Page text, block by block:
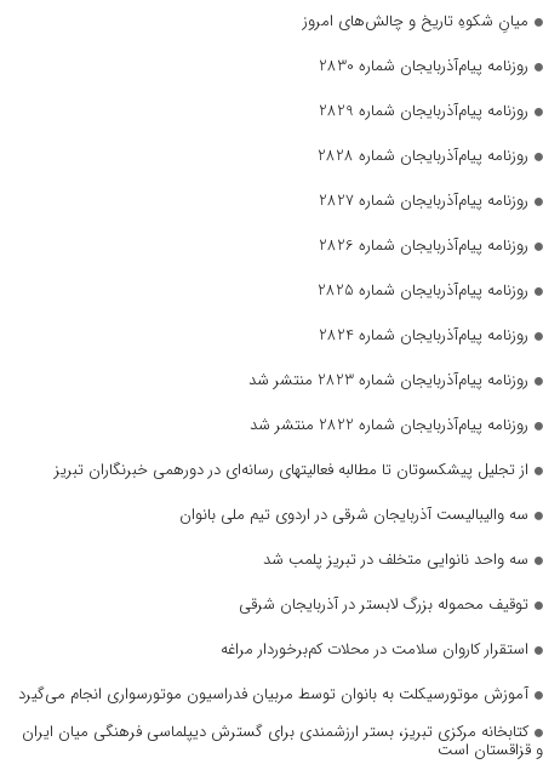
میانِ شکوهِ تاریخ و چالش‌های امروز
روزنامه پیام‌آذربایجان شماره 2830
روزنامه پیام‌آذربایجان شماره 2829
روزنامه پیام‌آذربایجان شماره 2828
روزنامه پیام‌آذربایجان شماره 2827
روزنامه پیام‌آذربایجان شماره 2826
روزنامه پیام‌آذربایجان شماره 2825
روزنامه پیام‌آذربایجان شماره 2824
روزنامه پیام‌آذربایجان شماره 2823 منتشر شد
روزنامه پیام‌آذربایجان شماره 2822 منتشر شد
از تجلیل پیشکسوتان تا مطالبه فعالیتهای رسانه‌ای در دورهمی خبرنگاران تبریز
سه والیبالیست آذربایجان‌ شرقی در اردوی تیم ملی بانوان
سه واحد نانوایی متخلف در تبریز پلمب شد
توقیف محموله بزرگ لابستر در آذربایجان شرقی
استقرار کاروان سلامت در محلات کم‌برخوردار مراغه
آموزش موتورسیکلت به بانوان توسط مربیان فدراسیون موتورسواری انجام می‌گیرد
کتابخانه مرکزی تبریز، بستر ارزشمندی برای گسترش دیپلماسی فرهنگی میان ایران
و قزاقستان است